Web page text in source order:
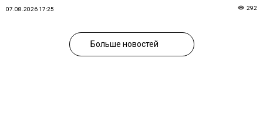
07.08.2026 17:25 292
Больше новостей